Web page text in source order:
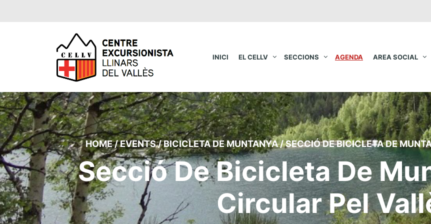
INICI EL CELLV SECCIONS AGENDA AREA SOCIAL
HOME/EVENTS/BICICLETA DE MUNTANYA/SECCIÓ DE BICICLETA DE
Secció De Bicicleta De
Circular Pel